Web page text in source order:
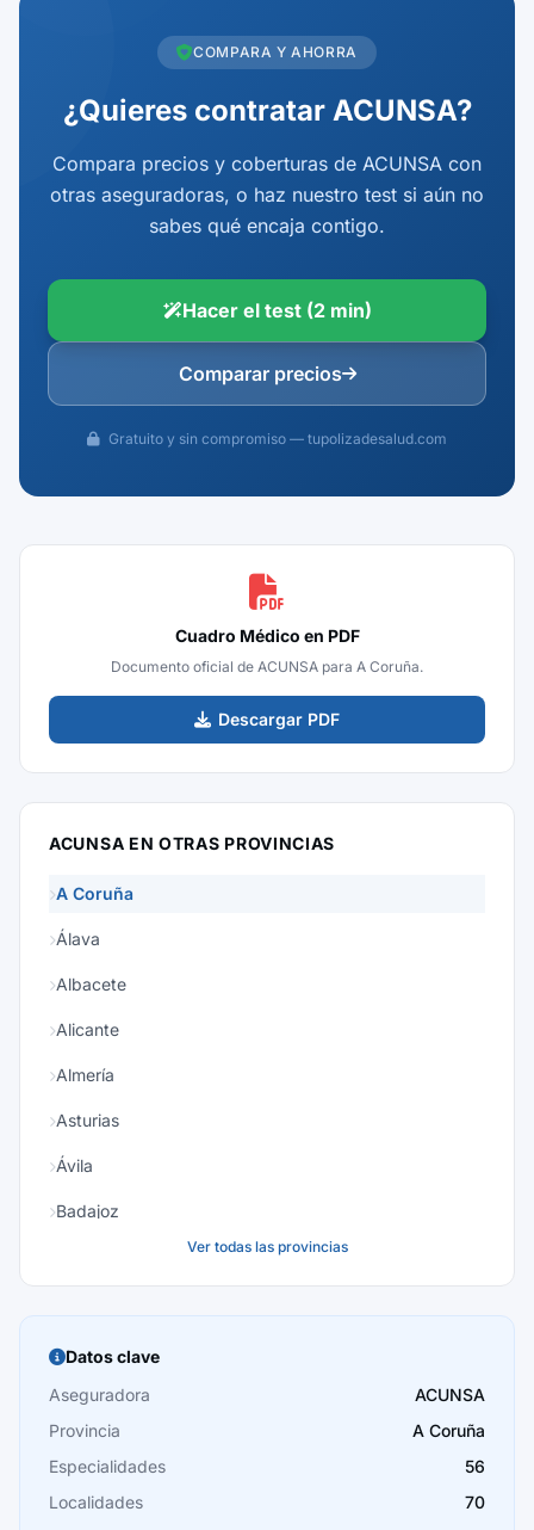
COMPARA Y AHORRA
¿Quieres contratar ACUNSA?
Compara precios y coberturas de ACUNSA con
otras aseguradoras, o haz nuestro test si aún no
sabes qué encaja contigo.
Hacer el test (2 min)
Comparar precios
Gratuito y sin compromiso — tupolizadesalud.com
Cuadro Médico en PDF
Documento oficial de ACUNSA para A Coruña.
Descargar PDF
ACUNSA EN OTRAS PROVINCIAS
A Coruña
Álava
Albacete
Alicante
Almería
Asturias
Ávila
Badajoz
Burgos
Cáceres
Cádiz
Cantabria
Ver todas las provincias
Datos clave
Aseguradora
ACUNSA
Provincia
A Coruña
Especialidades
56
Localidades
70